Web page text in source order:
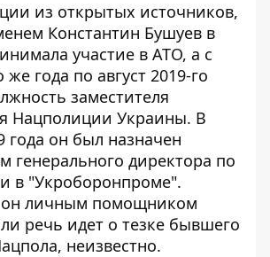
из открытых источников,
Константин Бушуев в
участие в АТО, а с
же года по август 2019-го
заместителя
Нацполиции Украины. В
года он был назначен
генерального директора по
в "Укроборонпроме".
он личным помощником
речь идет о тезке бывшего
неизвестно.